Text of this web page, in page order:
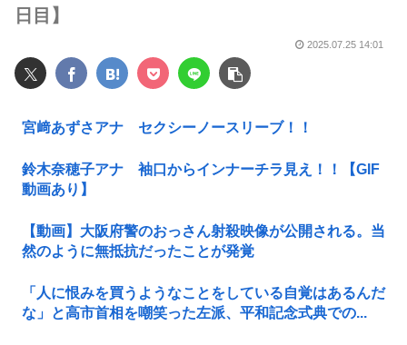
日目】
2025.07.25 14:01
宮﨑あずさアナ セクシーノースリーブ！！
鈴木奈穂子アナ 袖口からインナーチラ見え！！【GIF
動画あり】
【動画】大阪府警のおっさん射殺映像が公開される。当
然のように無抵抗だったことが発覚
「人に恨みを買うようなことをしている自覚はあるんだ
な」と高市首相を嘲笑った左派、平和記念式典での...